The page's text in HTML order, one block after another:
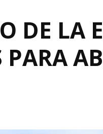
DE LA
PARA